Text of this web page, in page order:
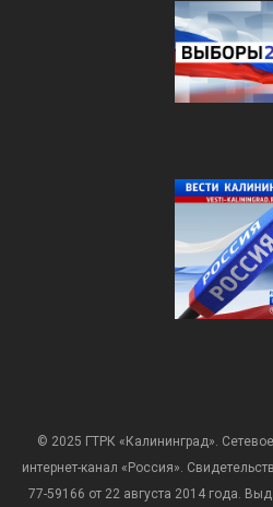
© 2025 ГТРК «Калининград».
интернет-канал «Россия».
77-59166 от 22 августа 2014 года.